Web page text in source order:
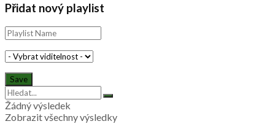
Přidat nový playlist
Žádný výsledek
Zobrazit všechny výsledky